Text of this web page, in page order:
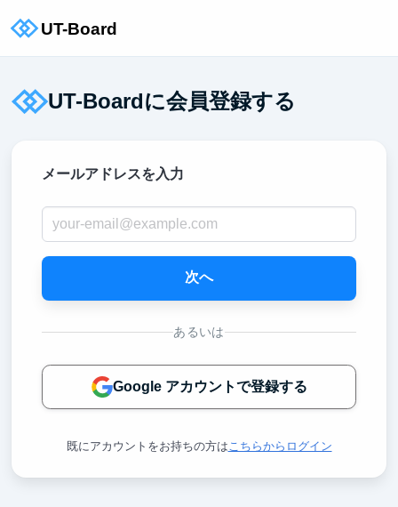
UT-Boardに会員登録する
メールアドレスを入力
次へ
あるいは
Google アカウントで登録する
既にアカウントをお持ちの方は こちらからログイン